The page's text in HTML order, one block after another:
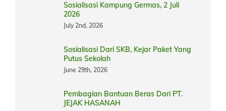
Sosialisasi Kampung Germas, 2 Juli
2026
July 2nd, 2026
Sosialisasi Dari SKB, Kejar Paket Yang
Putus Sekolah
June 29th, 2026
Pembagian Bantuan Beras Dari PT.
JEJAK HASANAH